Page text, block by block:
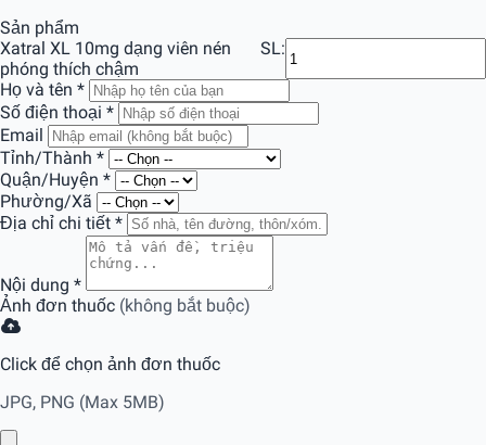
Sản phẩm
Xatral XL 10mg dạng viên nén
phóng thích chậm
SL:
Họ và tên *
Số điện thoại *
Email
Tỉnh/Thành *
Quận/Huyện *
Phường/Xã
Địa chỉ chi tiết *
Nội dung *
Ảnh đơn thuốc (không bắt buộc)
Click để chọn ảnh đơn thuốc
JPG, PNG (Max 5MB)